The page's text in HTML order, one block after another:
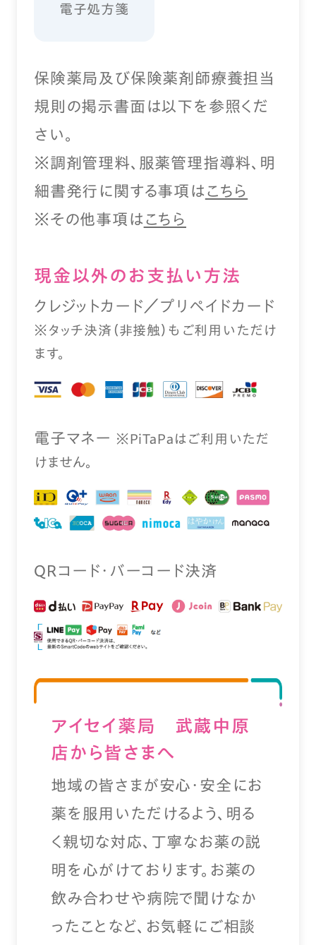
電子処方箋
保険薬局及び保険薬剤師療養担当
規則の掲示書面は以下を参照くだ
さい。
※調剤管理料、服薬管理指導料、明
細書発行に関する事項は こちら
※その他事項は こちら
現⾦以外のお⽀払い⽅法
クレジットカード／プリペイドカード
※タッチ決済（⾮接触）もご利⽤いただけ
ます。
電⼦マネー ※PiTaPaはご利⽤いただ
けません。
QRコード・バーコード決済
アイセイ薬局 武蔵中原
店から皆さまへ
地域の皆さまが安心・安全にお
薬を服用いただけるよう、明る
く親切な対応、丁寧なお薬の説
明を心がけております。お薬の
飲み合わせや病院で聞けなか
ったことなど、お気軽にご相談